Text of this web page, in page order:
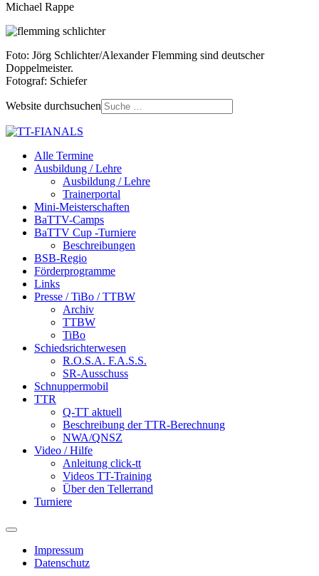
Michael Rappe
Foto: Jörg Schlichter/Alexander Flemming sind deutscher
Doppelmeister.
Fotograf: Schiefer
Website durchsuchen
Alle Termine
Ausbildung / Lehre
Ausbildung / Lehre
Trainerportal
Mini-Meisterschaften
BaTTV-Camps
BaTTV Cup -Turniere
Beschreibungen
BSB-Regio
Förderprogramme
Links
Presse / TiBo / TTBW
Archiv
TTBW
TiBo
Schiedsrichterwesen
R.O.S.A. F.A.S.S.
SR-Ausschuss
Schnuppermobil
TTR
Q-TT aktuell
Beschreibung der TTR-Berechnung
NWA/QNSZ
Video / Hilfe
Anleitung click-tt
Videos TT-Training
Über den Tellerrand
Turniere
Impressum
Datenschutz